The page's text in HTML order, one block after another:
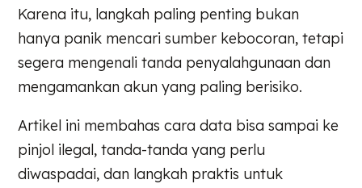
Karena itu, langkah paling penting bukan
hanya panik mencari sumber kebocoran, tetapi
segera mengenali tanda penyalahgunaan dan
mengamankan akun yang paling berisiko.
Artikel ini membahas cara data bisa sampai ke
pinjol ilegal, tanda-tanda yang perlu
diwaspadai, dan langkah praktis untuk